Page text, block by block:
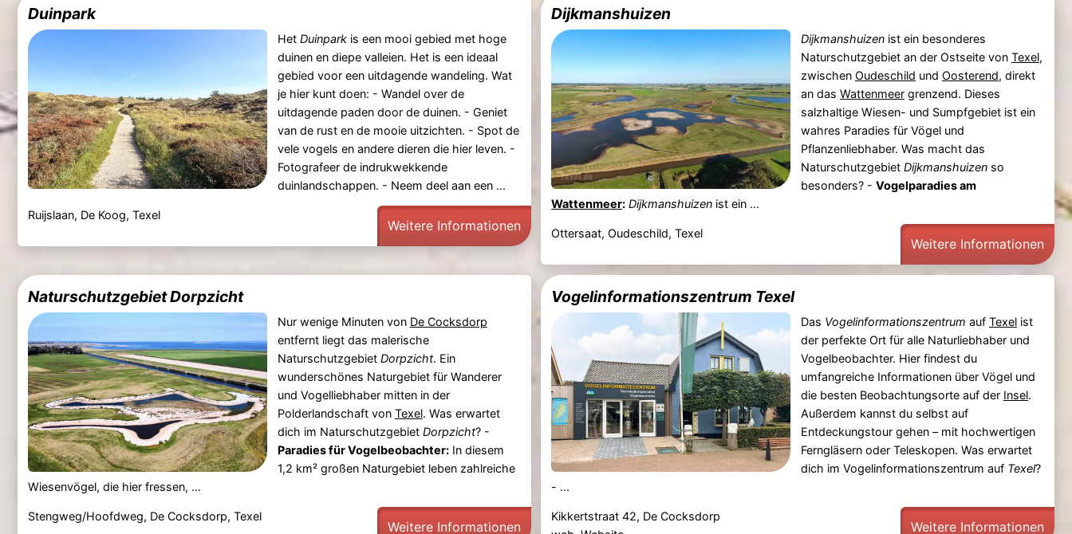
Duinpark
Het Duinparkis een mooi gebied met hoge
duinen en diepe valleien. Het is een ideaal
gebied voor een uitdagende wandeling. Wat
je hier kunt doen: - Wandel over de
uitdagende paden door de duinen. - Geniet
van de rust en de mooie uitzichten. - Spot de
vele vogels en andere dieren die hier leven. -
Fotografeer de indrukwekkende
duinlandschappen. - Neem deel aan een ...
Ruijslaan, De Koog, Texel
Weitere Informationen
Dijkmanshuizen
Dijkmanshuizenist ein besonderes
Naturschutzgebiet an der Ostseite von Texel,
zwischen Oudeschild und Oosterend, direkt
an das Wattenmeergrenzend. Dieses
salzhaltige Wiesen- und Sumpfgebiet ist ein
wahres Paradies für Vögel und
Pflanzenliebhaber. Was macht das
Naturschutzgebiet Dijkmanshuizenso
besonders? - Vogelparadies am
Wattenmeer: Dijkmanshuizen ist ein ...
Ottersaat, Oudeschild, Texel
Weitere Informationen
Naturschutzgebiet Dorpzicht
Nur wenige Minuten von De Cocksdorp
entfernt liegt das malerische
Naturschutzgebiet Dorpzicht. Ein
wunderschönes Naturgebiet für Wanderer
und Vogelliebhaber mitten in der
Polderlandschaft von Texel. Was erwartet
dich im Naturschutzgebiet Dorpzicht? -
Paradies für Vogelbeobachter:In diesem
1,2 km² großen Naturgebiet leben zahlreiche
Wiesenvögel, die hier fressen, ...
Stengweg/Hoofdweg, De Cocksdorp, Texel
Weitere Informationen
Vogelinformationszentrum Texel
Das Vogelinformationszentrum auf Texelist
der perfekte Ort für alle Naturliebhaber und
Vogelbeobachter. Hier findest du
umfangreiche Informationen über Vögel und
die besten Beobachtungsorte auf der Insel.
Außerdem kannst du selbst auf
Entdeckungstour gehen – mit hochwertigen
Ferngläsern oder Teleskopen. Was erwartet
dich im Vogelinformationszentrum auf Texel?
- ...
Kikkertstraat 42, De Cocksdorp
Weitere Informationen